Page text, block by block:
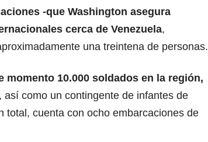
-que Washington asegura
cerca de Venezuela,
una treintena de personas.
momento 10.000 soldados en la región,
, así como un contingente de infantes de
total, cuenta con ocho embarcaciones de